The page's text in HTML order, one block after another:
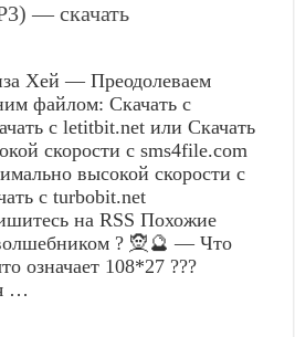
— скачать
Хей — Преодолеваем
файлом: Скачать с
с letitbit.net или Скачать
скорости с sms4file.com
высокой скорости с
с turbobit.net
на RSS Похожие
? 🧝🔮 — Что
означает 108*27 ???
…